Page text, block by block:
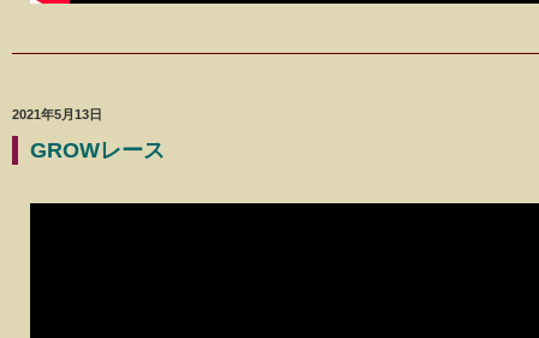
2021年5月13日
GROWレース